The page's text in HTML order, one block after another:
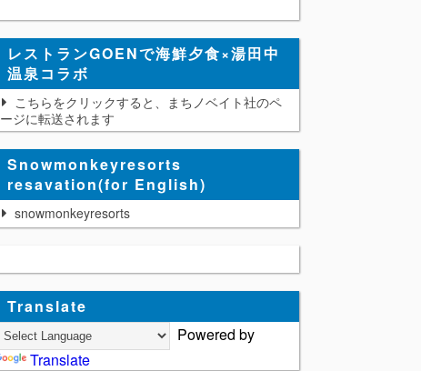
レストランGOENで海鮮夕食×湯田中
温泉コラボ
こちらをクリックすると、まちノベイト社のペ
ージに転送されます
Snowmonkeyresorts
resavation(for English)
snowmonkeyresorts
Translate
Powered by
Translate